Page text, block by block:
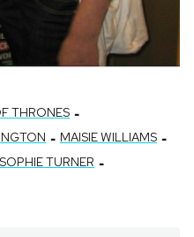
THRONES -
- MAISIE WILLIAMS -
SOPHIE TURNER -